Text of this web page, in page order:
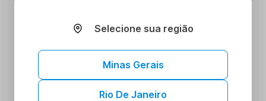
Realize seus procedimentos
escolhida
4 Tenha acesso aos seus resultados sem
sair de casa
Selecione sua região
Minas Gerais
Rio De Janeiro